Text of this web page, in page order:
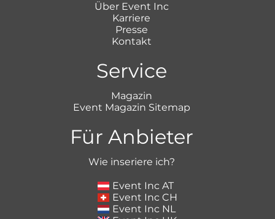
Über Event Inc
Karriere
Presse
Kontakt
Service
Magazin
Event Magazin Sitemap
Für Anbieter
Wie inseriere ich?
Event Inc AT
Event Inc CH
Event Inc NL